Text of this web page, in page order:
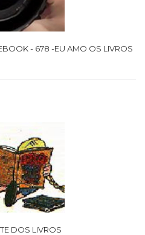
- 678 -EU AMO OS LIVROS
DOS LIVROS